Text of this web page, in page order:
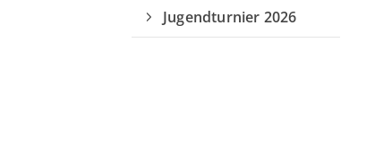
Jugendturnier 2026